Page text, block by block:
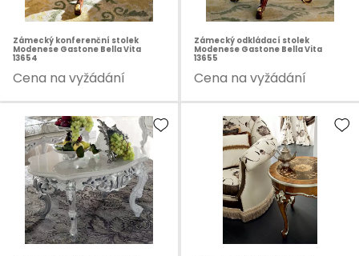
Zámecký konferenční stolek
Modenese Gastone Bella Vita
13654
Cena na vyžádání
Zámecký odkládací stolek
Modenese Gastone Bella Vita
13655
Cena na vyžádání